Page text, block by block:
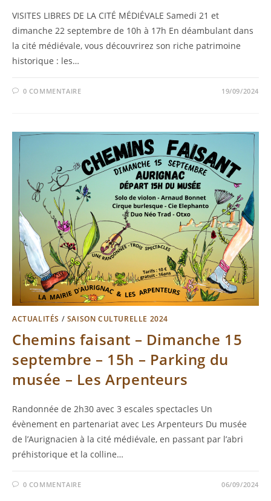
VISITES LIBRES DE LA CITÉ MÉDIÉVALE Samedi 21 et
dimanche 22 septembre de 10h à 17h En déambulant dans
la cité médiévale, vous découvrirez son riche patrimoine
historique : les…
0 COMMENTAIRE 19/09/2024
ACTUALITÉS / SAISON CULTURELLE 2024
Chemins faisant – Dimanche 15
septembre – 15h – Parking du
musée – Les Arpenteurs
Randonnée de 2h30 avec 3 escales spectacles Un
évènement en partenariat avec Les Arpenteurs Du musée
de l’Aurignacien à la cité médiévale, en passant par l’abri
préhistorique et la colline…
0 COMMENTAIRE 06/09/2024